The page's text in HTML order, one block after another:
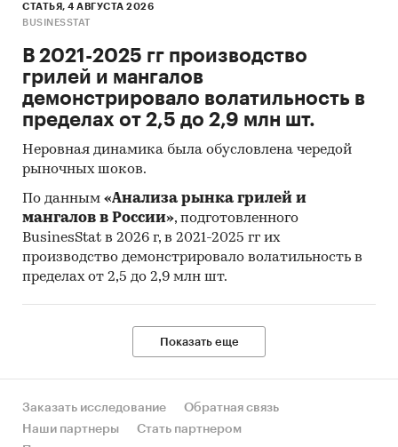
Материалы Организации экономического
Economic Cooperation and Development).
Материалы International Trade Centre.
Материалы Index Mundi.
Результаты исследований DISCOVERY
Research Group.
Объем и структура выборки
Процедура контент-анализа документов не
предполагает расчета объема выборочной
совокупности. Обработке и анализу подлежат
все доступные исследователю документы.
Россия
Деревянные противопожарные двери
СТАТЬЯ, 4 АВГУСТА 2026
BUSINESSTAT
В 2021-2025 гг производство
грилей и мангалов
демонстрировало волатильность в
пределах от 2,5 до 2,9 млн шт.
Неровная динамика была обусловлена чередой
рыночных шоков.
По данным «Анализа рынка грилей и
мангалов в России», подготовленного
BusinesStat в 2026 г, в 2021-2025 гг их
производство демонстрировало волатильность в
пределах от 2,5 до 2,9 млн шт.
Показать еще
Заказать исследование
Обратная связь
Наши партнеры
Стать партнером